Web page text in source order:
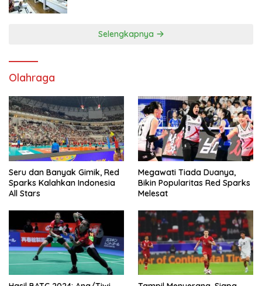
Selengkapnya
Olahraga
Seru dan Banyak Gimik, Red
Sparks Kalahkan Indonesia
All Stars
Megawati Tiada Duanya,
Bikin Popularitas Red Sparks
Melesat